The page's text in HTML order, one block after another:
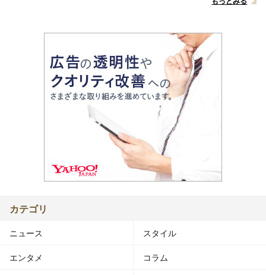
カテゴリ
ニュース スタイル
エンタメ コラム